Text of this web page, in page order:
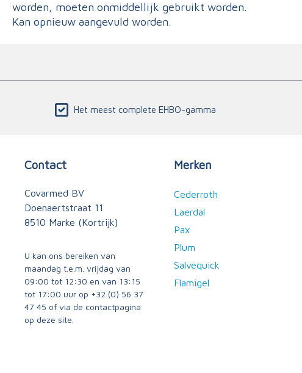
worden, moeten onmiddellijk gebruikt worden.
Kan opnieuw aangevuld worden.
Het meest complete EHBO-gamma
Contact
Covarmed BV
Doenaertstraat 11
8510 Marke (Kortrijk)
U kan ons bereiken van
maandag t.e.m. vrijdag van
09:00 tot 12:30 en van 13:15
tot 17:00 uur op +32 (0) 56 37
47 45 of via de contactpagina
op deze site.
Merken
Cederroth
Laerdal
Pax
Plum
Salvequick
Flamigel